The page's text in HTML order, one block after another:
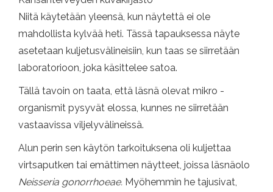
Niitä käytetään yleensä, kun näytettä ei ole
mahdollista kylvää heti. Tässä tapauksessa näyte
asetetaan kuljetusvälineisiin, kun taas se siirretään
laboratorioon, joka käsittelee satoa.
Tällä tavoin on taata, että läsnä olevat mikro -
organismit pysyvät elossa, kunnes ne siirretään
vastaavissa viljelyvälineissä.
Alun perin sen käytön tarkoituksena oli kuljettaa
virtsaputken tai emättimen näytteet, joissa läsnäolo
Neisseria gonorrhoeae. Myöhemmin he tajusivat,